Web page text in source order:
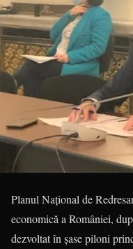
Planul Național de
economică a României,
dezvoltat în șase piloni